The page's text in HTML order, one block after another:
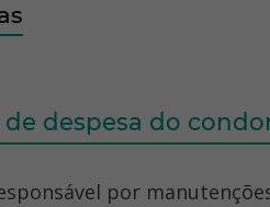
despesa do
por